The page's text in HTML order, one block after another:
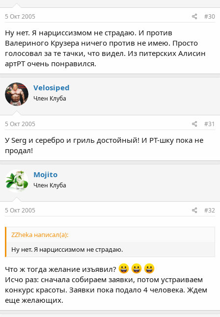
5 Окт 2005 #30
Ну нет. Я нарциссизмом не страдаю. И против
Валериного Крузера ничего против не имею. Просто
голосовал за те тачки, что видел. Из питерских Алисин
артРТ очень понравился.
Velosiped
Член Клуба
5 Окт 2005 #31
У Serg и серебро и гриль достойный! И РТ-шку пока не
продал!
Mojito
Член Клуба
5 Окт 2005 #32
ZZheka написал(а):
Ну нет. Я нарциссизмом не страдаю.
Что ж тогда желание изъявил?
Исчо раз: сначала собираем заявки, потом устраиваем
конкурс красоты. Заявки пока подало 4 человека. Ждем
еще желающих.